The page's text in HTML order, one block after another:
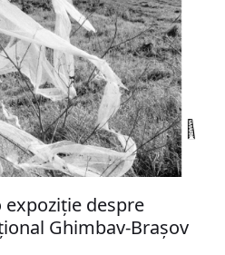
expoziție despre
Ghimbav-Brașov